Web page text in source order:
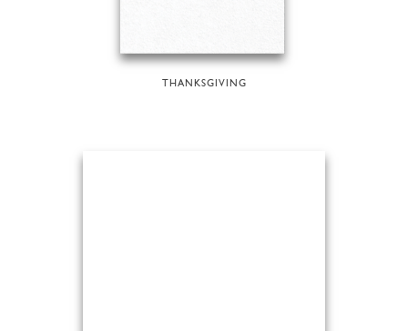
THANKSGIVING